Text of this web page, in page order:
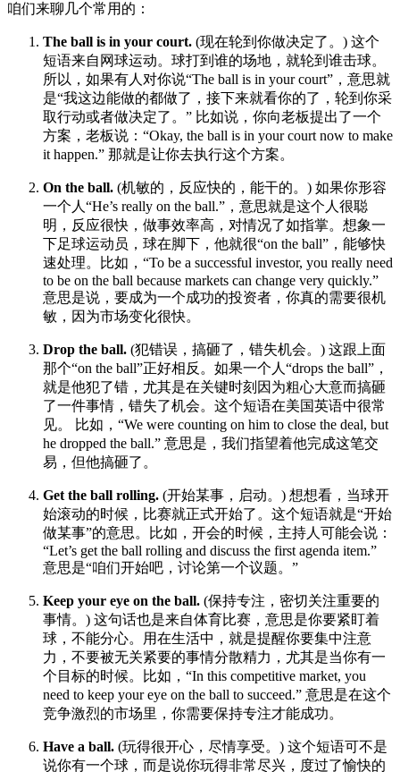
咱们来聊几个常用的：
The ball is in your court. (现在轮到你做决定了。) 这个
短语来自网球运动。球打到谁的场地，就轮到谁击球。
所以，如果有人对你说“The ball is in your court”，意思就
是“我这边能做的都做了，接下来就看你的了，轮到你采
取行动或者做决定了。” 比如说，你向老板提出了一个
方案，老板说：“Okay, the ball is in your court now to make
it happen.” 那就是让你去执行这个方案。
On the ball. (机敏的，反应快的，能干的。) 如果你形容
一个人“He’s really on the ball.”，意思就是这个人很聪
明，反应很快，做事效率高，对情况了如指掌。想象一
下足球运动员，球在脚下，他就很“on the ball”，能够快
速处理。比如，“To be a successful investor, you really need
to be on the ball because markets can change very quickly.”
意思是说，要成为一个成功的投资者，你真的需要很机
敏，因为市场变化很快。
Drop the ball. (犯错误，搞砸了，错失机会。) 这跟上面
那个“on the ball”正好相反。如果一个人“drops the ball”，
就是他犯了错，尤其是在关键时刻因为粗心大意而搞砸
了一件事情，错失了机会。这个短语在美国英语中很常
见。 比如，“We were counting on him to close the deal, but
he dropped the ball.” 意思是，我们指望着他完成这笔交
易，但他搞砸了。
Get the ball rolling. (开始某事，启动。) 想想看，当球开
始滚动的时候，比赛就正式开始了。这个短语就是“开始
做某事”的意思。比如，开会的时候，主持人可能会说：
“Let’s get the ball rolling and discuss the first agenda item.”
意思是“咱们开始吧，讨论第一个议题。”
Keep your eye on the ball. (保持专注，密切关注重要的
事情。) 这句话也是来自体育比赛，意思是你要紧盯着
球，不能分心。用在生活中，就是提醒你要集中注意
力，不要被无关紧要的事情分散精力，尤其是当你有一
个目标的时候。比如，“In this competitive market, you
need to keep your eye on the ball to succeed.” 意思是在这个
竞争激烈的市场里，你需要保持专注才能成功。
Have a ball. (玩得很开心，尽情享受。) 这个短语可不是
说你有一个球，而是说你玩得非常尽兴，度过了愉快的